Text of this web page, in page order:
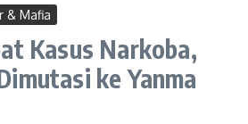
& Mafia
Kasus Narkoba,
ke Yanma